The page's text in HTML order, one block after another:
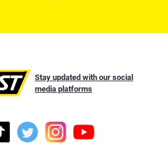
Stay updated with our social
media platforms